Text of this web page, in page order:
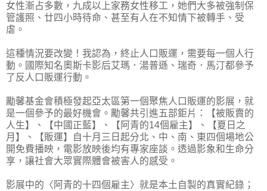
女性漸占多數，九成以上家務女性移工，她們大多被強制保
管護照、廿四小時待命、甚至有人在不知情下被轉手、受
虐。
這種情況要改變！我認為，終止人口販運，需要每一個人行
動。國際知名奧斯卡影后艾瑪．湯普遜、瑞奇．馬汀都參予
了反人口販運行動。
勵馨基金會積極發起亞太區第一個聚焦人口販運的影展，就
是一個參予的最好機會。勵馨共引進五部鉅片：【被販賣的
人生】、【中國正藍】、【阿青的14個雇主】、【夏日之
月】、【販運】自十月三日起分北、中、南、東四個場地公
開免費播映，電影放映後均有專家座談。透過影象和生命分
享，讓社會大眾實際體會被害人的感受。
影展中的〈阿青的十四個雇主〉就是本土自製的真實紀錄；